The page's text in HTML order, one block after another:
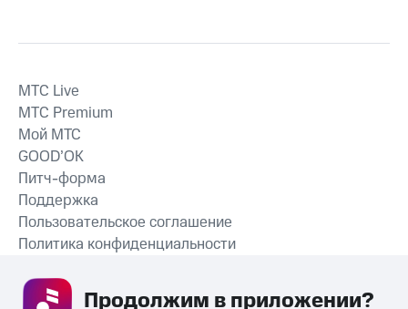
СКАЧАТЬ ПРИЛОЖЕНИЕ
MTС Live
MTС Premium
Мой МТС
GOOD’OK
Питч-форма
Поддержка
Пользовательское соглашение
Политика конфиденциальности